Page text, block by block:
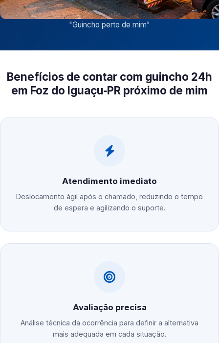
"Guincho perto de mim"
Benefícios de contar com guincho 24h
em Foz do Iguaçu‑PR próximo de mim
Atendimento imediato
Deslocamento ágil após o chamado, reduzindo o tempo
de espera e agilizando o suporte.
Avaliação precisa
Análise técnica da ocorrência para definir a alternativa
mais adequada em cada situação.